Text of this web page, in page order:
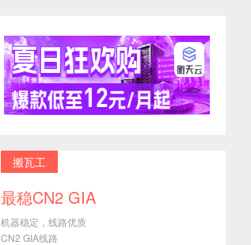
搬瓦工
最稳CN2 GIA
机器稳定，线路优质
CN2 GIA线路